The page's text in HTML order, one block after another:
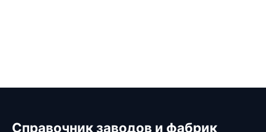
Справочник заводов и фабрик